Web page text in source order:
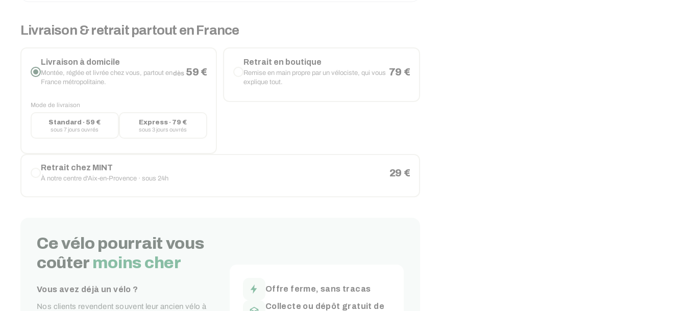
Livraison & retrait partout en France
Livraison à domicile
Montée, réglée et livrée chez vous, partout en
France métropolitaine.
dès 59 €
Mode de livraison
Standard · 59 €
sous 7 jours ouvrés
Express · 79 €
sous 3 jours ouvrés
Retrait en boutique
Remise en main propre par un vélociste, qui vous
explique tout.
79 €
Retrait chez MINT
À notre centre d'Aix-en-Provence · sous 24h 29 €
Ce vélo pourrait vous
coûter moins cher
Vous avez déjà un vélo ?
Nos clients revendent souvent leur ancien vélo à
Offre ferme, sans tracas
Collecte ou dépôt gratuit de